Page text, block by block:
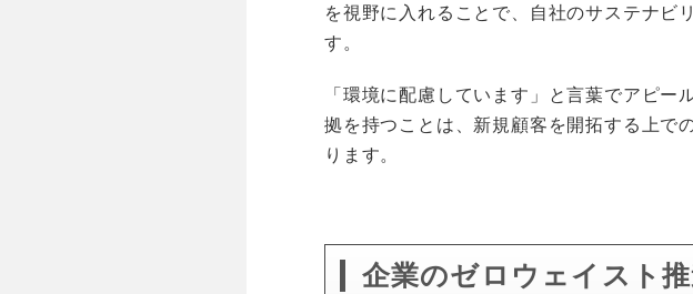
を視野に入れることで、自社のサステナビ
す。
「環境に配慮しています」と言葉でアピ
拠を持つことは、新規顧客を開拓する上で
ります。
企業のゼロウェイスト